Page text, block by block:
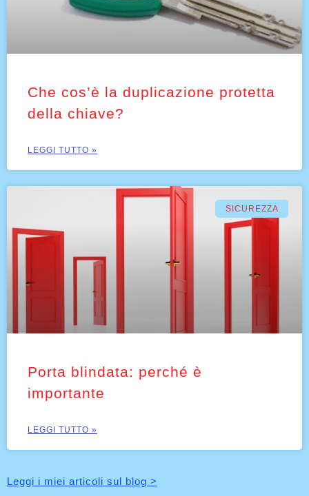
Che cos’è la duplicazione protetta
della chiave?
LEGGI TUTTO »
SICUREZZA
Porta blindata: perché è
importante
LEGGI TUTTO »
Leggi i miei articoli sul blog >